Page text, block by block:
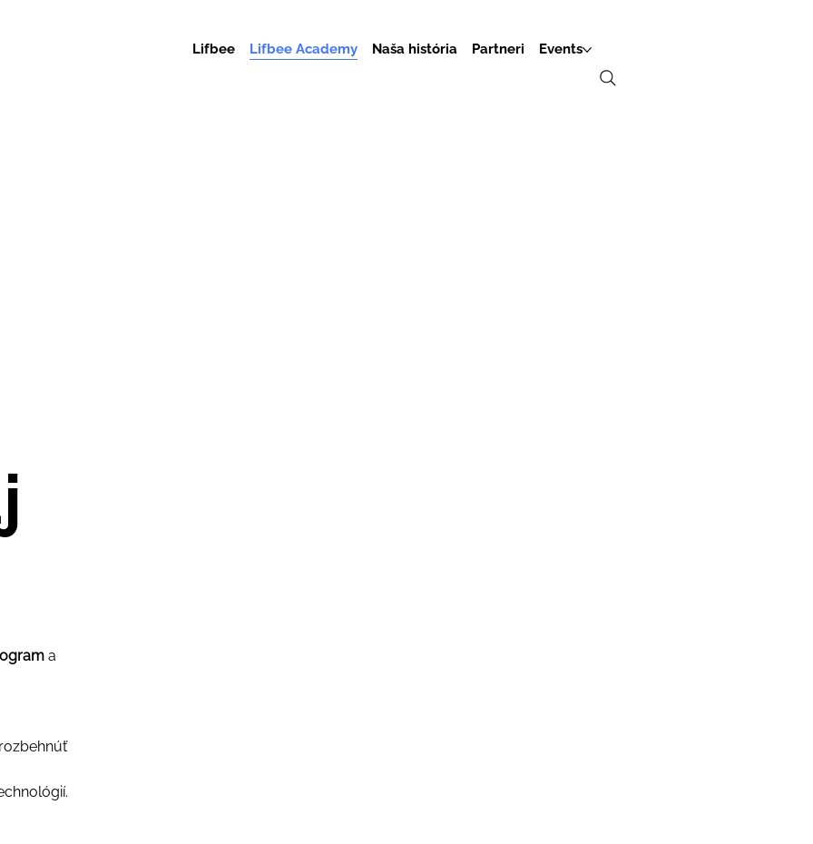
Lifbee Lifbee Academy Naša história Partneri Events
a